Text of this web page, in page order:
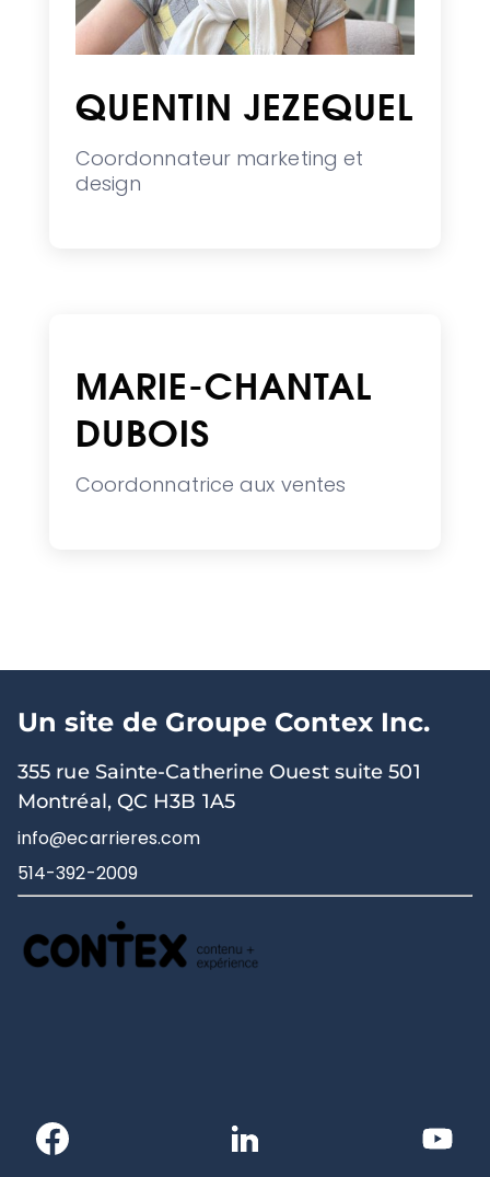
QUENTIN JEZEQUEL
Coordonnateur marketing et
design
MARIE-CHANTAL
DUBOIS
Coordonnatrice aux ventes
Un site de Groupe Contex Inc.
355 rue Sainte-Catherine Ouest suite 501
Montréal, QC H3B 1A5
info@ecarrieres.com
514-392-2009